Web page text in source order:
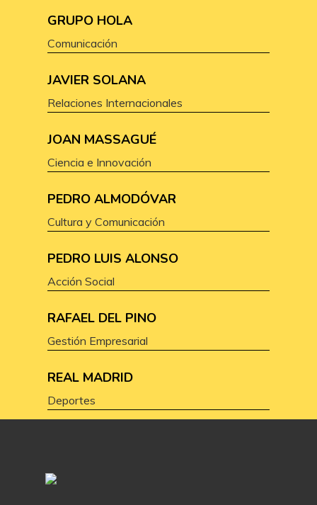
GRUPO HOLA
Comunicación
JAVIER SOLANA
Relaciones Internacionales
JOAN MASSAGUÉ
Ciencia e Innovación
PEDRO ALMODÓVAR
Cultura y Comunicación
PEDRO LUIS ALONSO
Acción Social
RAFAEL DEL PINO
Gestión Empresarial
REAL MADRID
Deportes